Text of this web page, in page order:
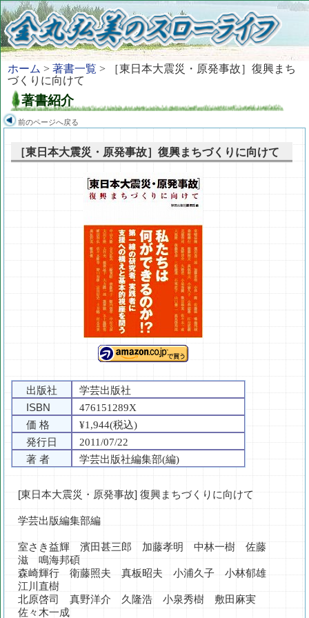
ホーム > 著書一覧 > ［東日本大震災・原発事故］復興まち
づくりに向けて
著書紹介
前のページへ戻る
［東日本大震災・原発事故］復興まちづくりに向けて
出版社
学芸出版社
ISBN
476151289X
価 格
¥1,944(税込)
発行日
2011/07/22
著 者
学芸出版社編集部(編)
[東日本大震災・原発事故] 復興まちづくりに向けて
学芸出版編集部編
室さき益輝 濱田甚三郎 加藤孝明 中林一樹 佐藤
滋 鳴海邦碩
森崎輝行 衛藤照夫 真板昭夫 小浦久子 小林郁雄
江川直樹
北原啓司 真野洋介 久隆浩 小泉秀樹 敷田麻実
佐々木一成